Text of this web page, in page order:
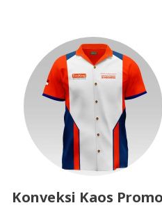
Konveksi Kaos